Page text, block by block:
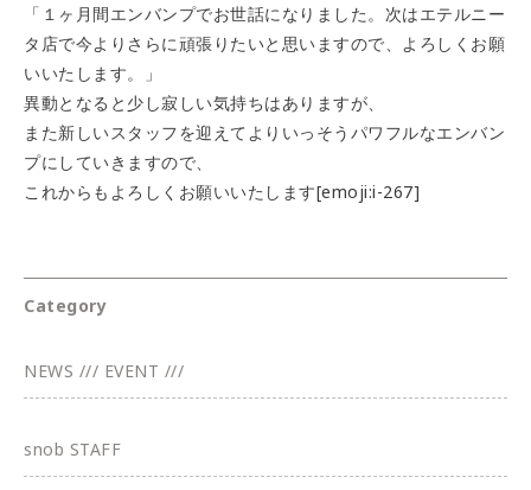
「１ヶ月間エンバンプでお世話になりました。次はエテルニー
タ店で今よりさらに頑張りたいと思いますので、よろしくお願
いいたします。」
異動となると少し寂しい気持ちはありますが、
また新しいスタッフを迎えてよりいっそうパワフルなエンバン
プにしていきますので、
これからもよろしくお願いいたします[emoji:i-267]
Category
NEWS /// EVENT ///
snob STAFF